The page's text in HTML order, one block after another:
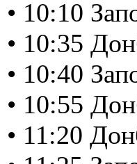
• 10:10
• 10:35
• 10:40
• 10:55
• 11:20